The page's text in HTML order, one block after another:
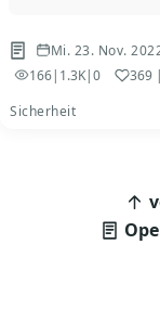
Mi. 23. Nov.
166| 1.3K|0 369|
Sicherheit